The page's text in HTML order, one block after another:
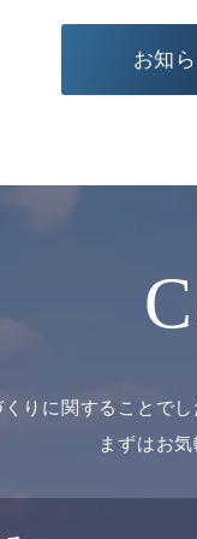
お知
りに関することで
まずはお